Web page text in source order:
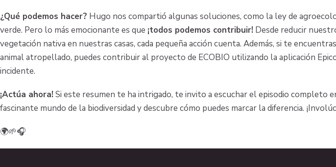
¿Qué podemos hacer? Hugo nos compartió algunas soluciones, como la ley de
verde. Pero lo más emocionante es que ¡todos podemos contribuir! Desde reducir
vegetación nativa en nuestras casas, cada pequeña acción cuenta. Además, si te
animal atropellado, puedes contribuir al proyecto de ECOBIO utilizando la aplicación
incidente.
¡Actúa ahora!Si este resumen te ha intrigado, te invito a escuchar el episodio completo
fascinante mundo de la biodiversidad y descubre cómo puedes marcar la diferencia.
🌍🌱🎧